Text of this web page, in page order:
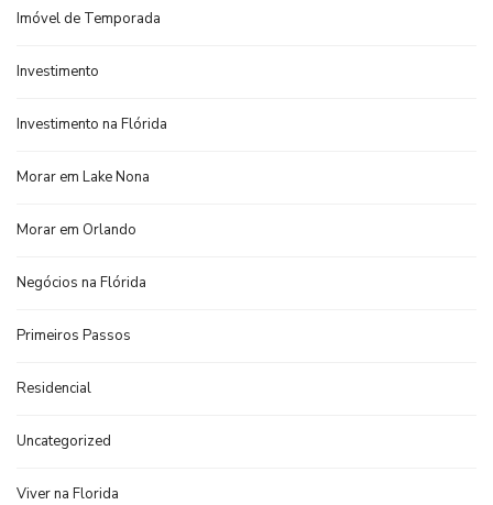
Imóvel de Temporada
Investimento
Investimento na Flórida
Morar em Lake Nona
Morar em Orlando
Negócios na Flórida
Primeiros Passos
Residencial
Uncategorized
Viver na Florida